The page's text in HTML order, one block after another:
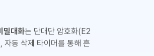
밀대화는 단대단 암호화(E2
자동 삭제 타이머를 통해 흔